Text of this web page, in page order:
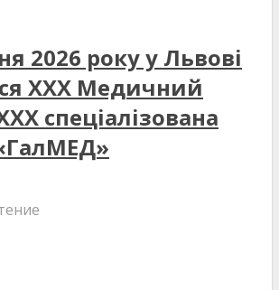
2026 року у Львові
XXX Медичний
спеціалізована